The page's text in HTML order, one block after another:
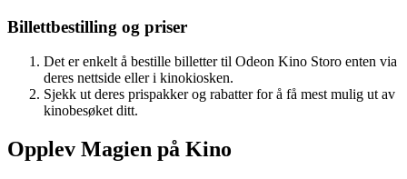
Billettbestilling og priser
Det er enkelt å bestille billetter til Odeon Kino Storo enten via
deres nettside eller i kinokiosken.
Sjekk ut deres prispakker og rabatter for å få mest mulig ut av
kinobesøket ditt.
Opplev Magien på Kino